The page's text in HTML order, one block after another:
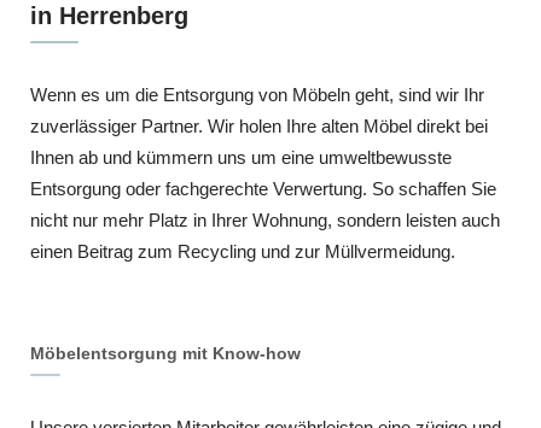
in Herrenberg
Wenn es um die Entsorgung von Möbeln geht, sind wir Ihr
zuverlässiger Partner. Wir holen Ihre alten Möbel direkt bei
Ihnen ab und kümmern uns um eine umweltbewusste
Entsorgung oder fachgerechte Verwertung. So schaffen Sie
nicht nur mehr Platz in Ihrer Wohnung, sondern leisten auch
einen Beitrag zum Recycling und zur Müllvermeidung.
Möbelentsorgung mit Know-how